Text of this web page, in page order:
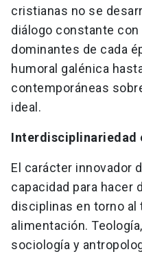
cristianas no se
diálogo constante
dominantes de cada
humoral galénica
contemporáneas
ideal.
Interdisciplinariedad
El carácter innovador
capacidad para hacer
disciplinas en torno al
alimentación.
sociología y